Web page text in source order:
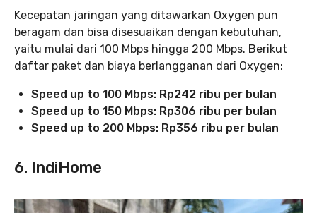
Kecepatan jaringan yang ditawarkan Oxygen pun
beragam dan bisa disesuaikan dengan kebutuhan,
yaitu mulai dari 100 Mbps hingga 200 Mbps. Berikut
daftar paket dan biaya berlangganan dari Oxygen:
Speed up to 100 Mbps: Rp242 ribu per bulan
Speed up to 150 Mbps: Rp306 ribu per bulan
Speed up to 200 Mbps: Rp356 ribu per bulan
6. IndiHome